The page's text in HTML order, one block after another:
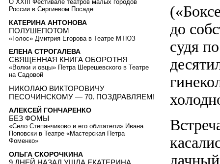
до
судя
О XXIII Фестивале театров малых городов
России в Сергиевом Посаде
КАТЕРИНА АНТОНОВА
ПОЛУШЕПОТОМ
«Голос» Дмитрия Егорова в Театре МТЮЗ
ЕЛЕНА СТРОГАЛЕВА
СВЯЩЕННАЯ КНИГА ОБОРОТНЯ
«Волки и овцы» Петра Шерешевского в Театре
на Садовой
НИКОЛАЮ ВИКТОРОВИЧУ
ПЕСОЧИНСКОМУ — 70. ПОЗДРАВЛЯЕМ!
АЛЕКСЕЙ ГОНЧАРЕНКО
БЕЗ ФОМЫ
«Село Степанчиково и его обитатели» Ивана
Поповски в Театре «Мастерская Петра
Фоменко»
ОЛЬГА СКОРОЧКИНА
9 ДНЕЙ НАЗАД УШЛА ЕКАТЕРИНА